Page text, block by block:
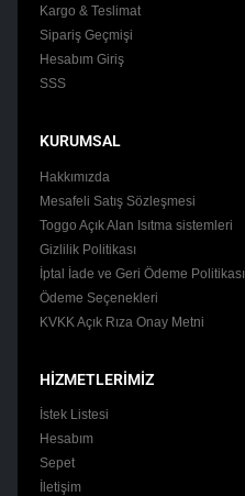
Kargo & Teslimat
Sipariş Geçmişi
Hesabım Giriş
SSS
KURUMSAL
Hakkımızda
Mesafeli Satış Sözleşmesi
Toggo Açık Alan Isıtma sistemleri
Gizlilik Politikası
İptal İade ve Geri Ödeme Politikası
Ödeme Seçenekleri
KVKK Açık Rıza Onay Metni
HİZMETLERİMİZ
İstek Listesi
Hesabım
Sepet
İletişim